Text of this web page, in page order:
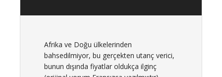
Afrika ve Doğu ülkelerinden
bahsedilmiyor, bu gerçekten utanç verici,
bunun dışında fiyatlar oldukça ilginç